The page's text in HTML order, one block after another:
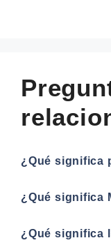
¿Qué significa
¿Qué significa
¿Qué significa